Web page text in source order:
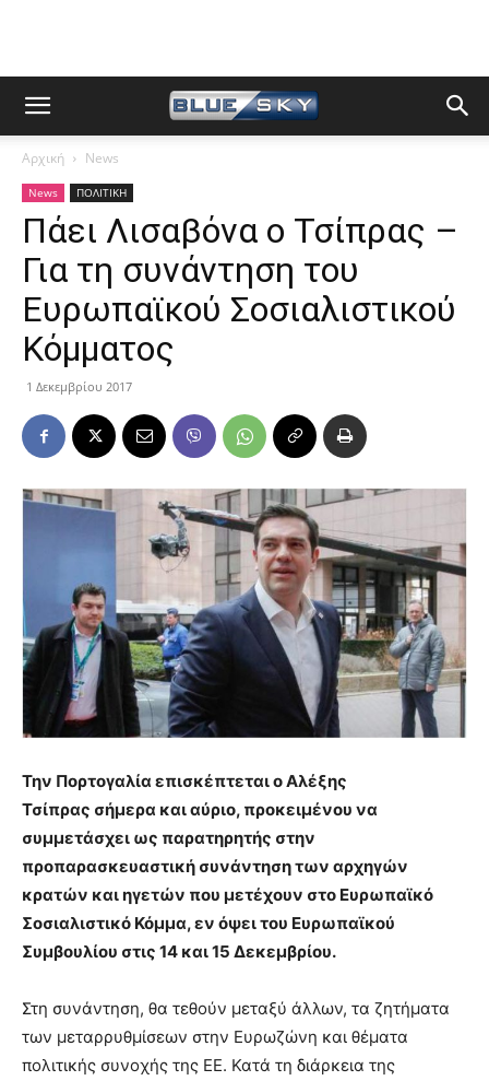
Αρχική News
News ΠΟΛΙΤΙΚΗ
Πάει Λισαβόνα ο Τσίπρας –
Για τη συνάντηση του
Ευρωπαϊκού Σοσιαλιστικού
Κόμματος
1 Δεκεμβρίου 2017
Την Πορτογαλία επισκέπτεται ο Αλέξης
Τσίπρας σήμερα και αύριο, προκειμένου να
συμμετάσχει ως παρατηρητής στην
προπαρασκευαστική συνάντηση των αρχηγών
κρατών και ηγετών που μετέχουν στο Ευρωπαϊκό
Σοσιαλιστικό Κόμμα, εν όψει του Ευρωπαϊκού
Συμβουλίου στις 14 και 15 Δεκεμβρίου.
Στη συνάντηση, θα τεθούν μεταξύ άλλων, τα ζητήματα
των μεταρρυθμίσεων στην Ευρωζώνη και θέματα
πολιτικής συνοχής της ΕΕ. Κατά τη διάρκεια της